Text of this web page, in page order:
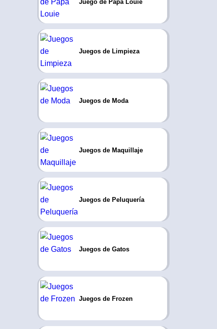
Juego de Papa Louie
Juegos de Limpieza
Juegos de Moda
Juegos de Maquillaje
Juegos de Peluquería
Juegos de Gatos
Juegos de Frozen